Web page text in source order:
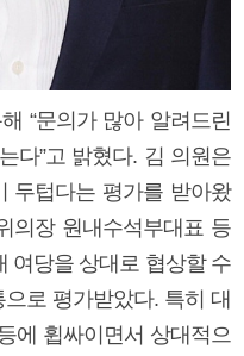
“문의가 많아 알려드린
다”고 밝혔다. 김 의원은
두텁다는 평가를 받아왔
의장 원내수석부대표 등
여당을 상대로 협상할 수
로 평가받았다. 특히 대
에 휩싸이면서 상대적으